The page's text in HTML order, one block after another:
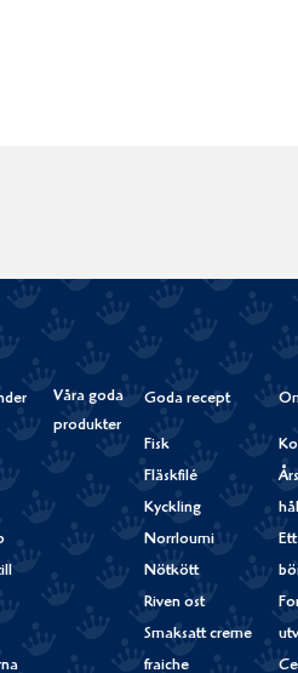
Våra goda
produkter
Goda recept
Fisk
Fläskfilé
Kyckling
Norrloumi
Nötkött
Riven ost
Smaksatt creme
fraiche